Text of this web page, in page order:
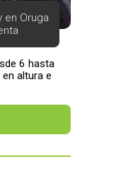
en Oruga
6 hasta
altura e